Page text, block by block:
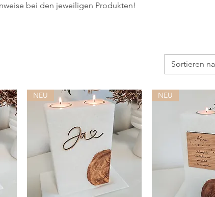
bei den jeweiligen Produkten!
Sortieren
NEU NEU